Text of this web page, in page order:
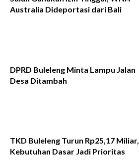
Australia Dideportasi dari Bali
DPRD Buleleng Minta Lampu Jalan
Desa Ditambah
TKD Buleleng Turun Rp25,17 Miliar,
Kebutuhan Dasar Jadi Prioritas